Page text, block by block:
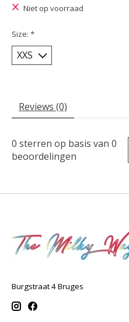
Niet op voorraad
Size: *
Reviews (0)
0 sterren op basis van 0
beoordelingen
Burgstraat 4 Bruges